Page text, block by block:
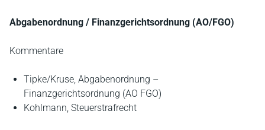
Abgabenordnung / Finanzgerichtsordnung (AO/FGO)
Kommentare
Tipke/Kruse, Abgabenordnung –
Finanzgerichtsordnung (AO FGO)
Kohlmann, Steuerstrafrecht